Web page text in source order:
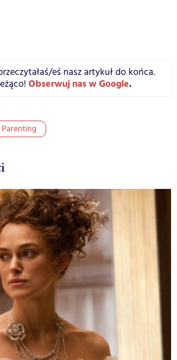
eś nasz artykuł do końca.
Obserwuj nas w Google.
Parenting